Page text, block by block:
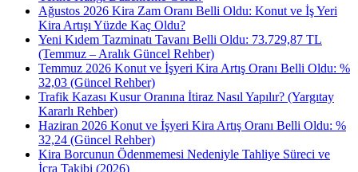
Ağustos 2026 Kira Zam Oranı Belli Oldu: Konut ve İş Yeri
Kira Artışı Yüzde Kaç Oldu?
Yeni Kıdem Tazminatı Tavanı Belli Oldu: 73.729,87 TL
(Temmuz – Aralık Güncel Rehber)
Temmuz 2026 Konut ve İşyeri Kira Artış Oranı Belli Oldu: %
32,03 (Güncel Rehber)
Trafik Kazası Kusur Oranına İtiraz Nasıl Yapılır? (Yargıtay
Kararlı Rehber)
Haziran 2026 Konut ve İşyeri Kira Artış Oranı Belli Oldu: %
32,24 (Güncel Rehber)
Kira Borcunun Ödenmemesi Nedeniyle Tahliye Süreci ve
İcra Takibi (2026)